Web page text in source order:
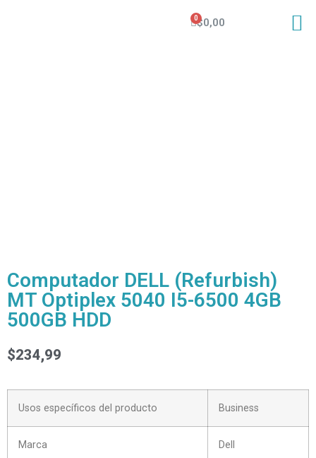
$0,00
Computador DELL (Refurbish)
MT Optiplex 5040 I5-6500 4GB
500GB HDD
$234,99
Usos específicos del producto Business
Marca Dell